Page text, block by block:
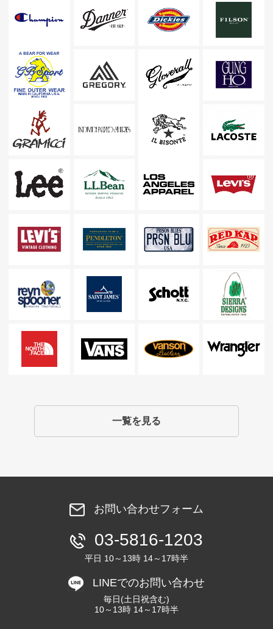
一覧を見る
お問い合わせフォーム
03-5816-1203
平日 10～13時 14～17時半
LINEでのお問い合わせ
毎日(土日祝含む)
10～13時 14～17時半